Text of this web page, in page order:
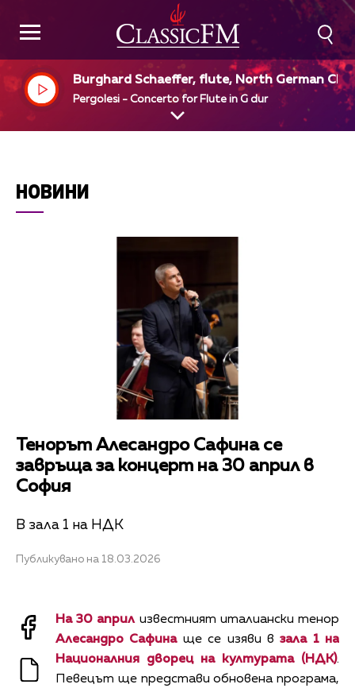
Burghard Schaeffer, flute, North German
ber Orchestra, Mathieu Lange, dir
Pergolesi - Concerto for Flute in G dur
НОВИНИ
Тенорът Алесандро Сафина се
завръща за концерт на 30 април в
София
В зала 1 на НДК
Публикувано на 18.03.2026
На 30 априлизвестният италиански тенор
Алесандро Сафинаще се изяви взала 1 на
Националния дворец на културата (НДК).
Певецът ще представи обновена програма,